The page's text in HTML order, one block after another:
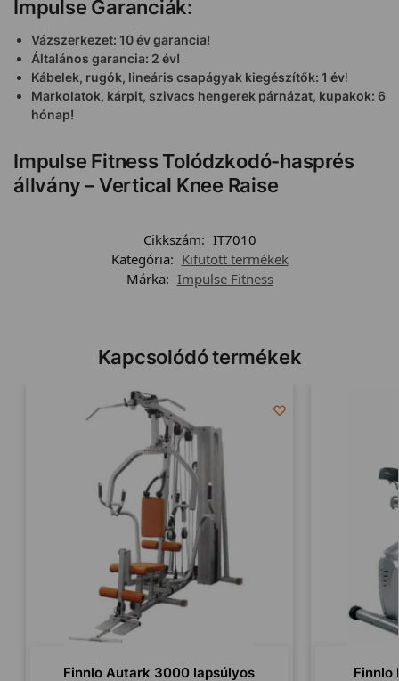
Impulse Garanciák:
Vázszerkezet: 10 év garancia!
Általános garancia: 2 év!
Kábelek, rugók, lineáris csapágyak kiegészítők: 1 év!
Markolatok, kárpit, szivacs hengerek párnázat, kupakok: 6
hónap!
Impulse Fitness Tolódzkodó-hasprés
állvány – Vertical Knee Raise
Cikkszám: IT7010
Kategória: Kifutott termékek
Márka: Impulse Fitness
Kapcsolódó termékek
Finnlo Autark 3000 lapsúlyos
Finnlo